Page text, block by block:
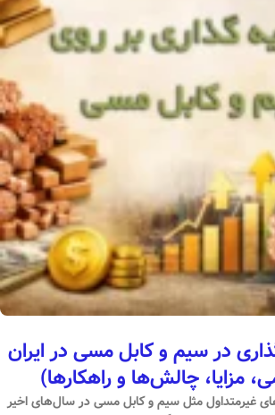
در سیم و کابل مسی در ایران
مزایا، چالش‌ها و راهکارها)
غیرمتداول مثل سیم و کابل مسی در سال‌های اخیر